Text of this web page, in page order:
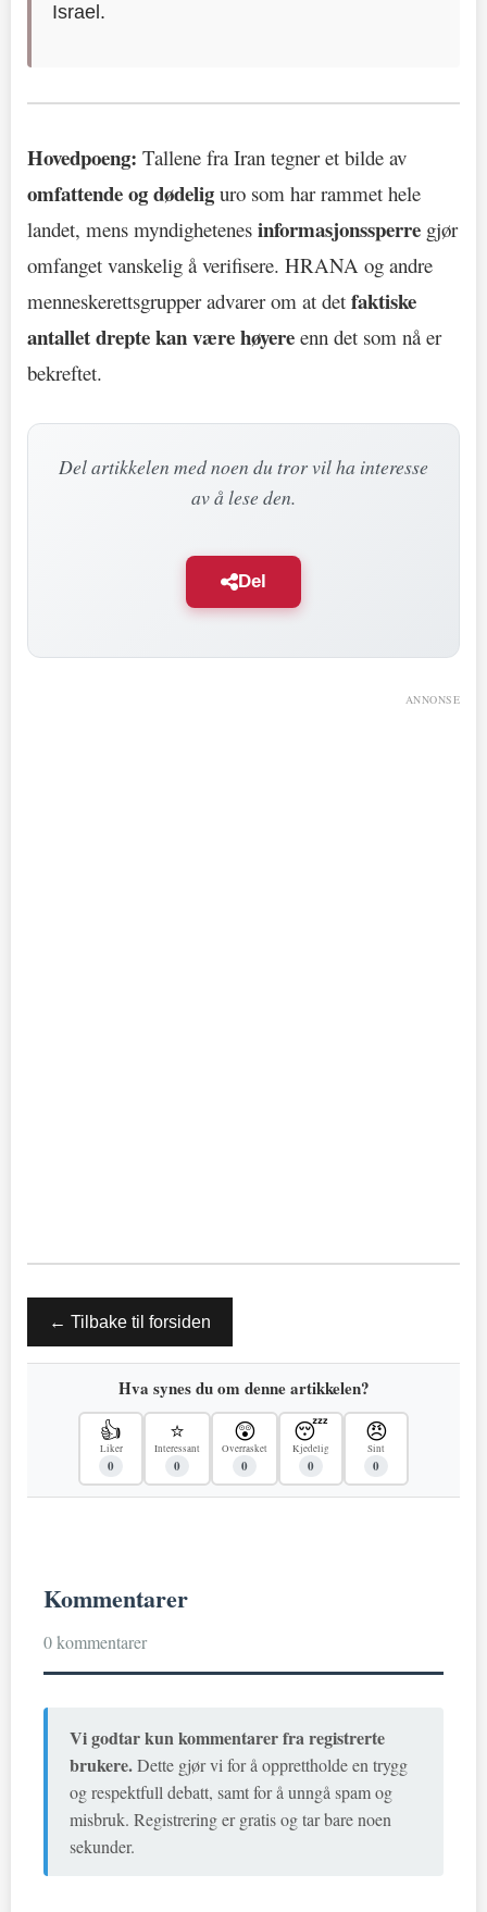
Israel.
Hovedpoeng: Tallene fra Iran tegner et bilde av
omfattende og dødelig uro som har rammet hele
landet, mens myndighetenes informasjonssperre gjør
omfanget vanskelig å verifisere. HRANA og andre
menneskerettsgrupper advarer om at det faktiske
antallet drepte kan være høyere enn det som nå er
bekreftet.
Del artikkelen med noen du tror vil ha interesse
av å lese den.
Del
ANNONSE
← Tilbake til forsiden
Hva synes du om denne artikkelen?
👍
Liker
0
⭐
Interessant
0
😲
Overrasket
0
😴
Kjedelig
0
😠
Sint
0
Kommentarer
0 kommentarer
Vi godtar kun kommentarer fra registrerte
brukere.Dette gjør vi for å opprettholde en trygg
og respektfull debatt, samt for å unngå spam og
misbruk. Registrering er gratis og tar bare noen
sekunder.